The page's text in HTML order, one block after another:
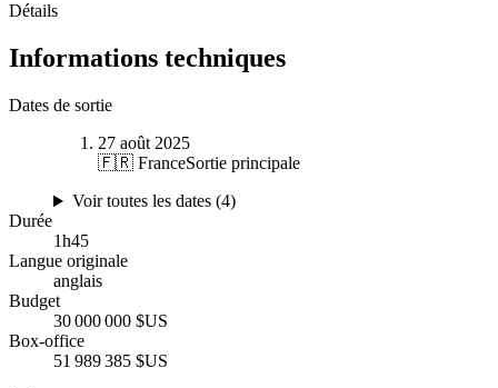
Détails
Informations techniques
Dates de sortie
27 août 2025
🇫🇷 FranceSortie principale
Voir toutes les dates (4)
Durée
1h45
Langue originale
anglais
Budget
30 000 000 $US
Box-office
51 989 385 $US